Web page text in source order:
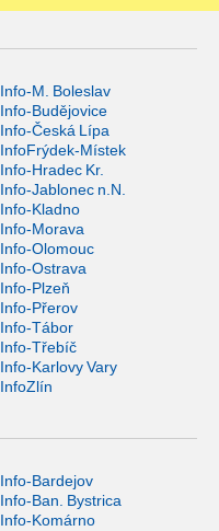
Info-M. Boleslav
Info-Budějovice
Info-Česká Lípa
InfoFrýdek-Místek
Info-Hradec Kr.
Info-Jablonec n.N.
Info-Kladno
Info-Morava
Info-Olomouc
Info-Ostrava
Info-Plzeň
Info-Přerov
Info-Tábor
Info-Třebíč
Info-Karlovy Vary
InfoZlín
Info-Bardejov
Info-Ban. Bystrica
Info-Komárno